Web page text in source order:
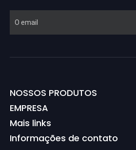
NOSSOS PRODUTOS
EMPRESA
Mais links
Informações de contato